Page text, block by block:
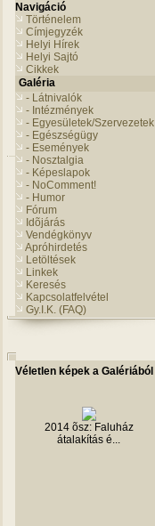
Navigáció
Történelem
Címjegyzék
Helyi Hírek
Helyi Sajtó
Cikkek
Galéria
- Látnivalók
- Intézmények
- Egyesületek/Szervezetek
- Egészségügy
- Események
- Nosztalgia
- Képeslapok
- NoComment!
- Humor
Fórum
Idõjárás
Vendégkönyv
Apróhirdetés
Letöltések
Linkek
Keresés
Kapcsolatfelvétel
Gy.I.K. (FAQ)
Véletlen képek a Galériából
2014 õsz: Faluház
átalakítás é...